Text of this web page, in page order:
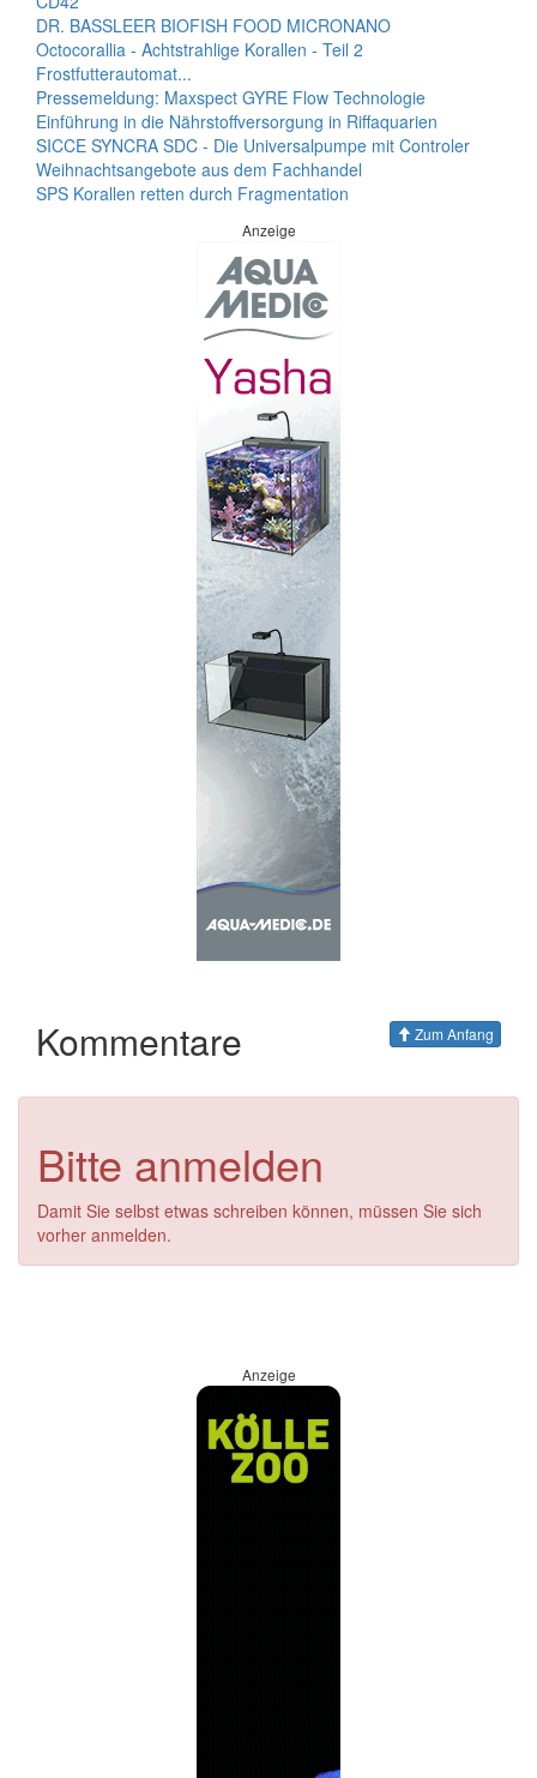
DR. BASSLEER BIOFISH FOOD MICRONANO
Octocorallia - Achtstrahlige Korallen - Teil 2
Frostfutterautomat...
Pressemeldung: Maxspect GYRE Flow Technologie
Einführung in die Nährstoffversorgung in Riffaquarien
SICCE SYNCRA SDC - Die Universalpumpe mit Controler
Weihnachtsangebote aus dem Fachhandel
SPS Korallen retten durch Fragmentation
Anzeige
Kommentare Zum Anfang
Bitte anmelden
Damit Sie selbst etwas schreiben können, müssen Sie sich
vorher anmelden.
Anzeige